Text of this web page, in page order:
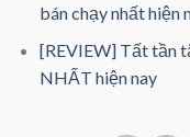
bán chạy nhất hiện
[REVIEW] Tất tần
NHẤT hiện nay